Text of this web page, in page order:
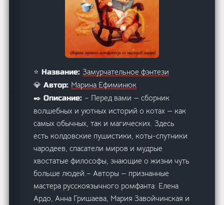
⭐ Название:Замурчательное фэнтези
💎 Автор: Марина Ефиминюк
✒️ Описание: – Перед вами — сборник
волшебных и уютных историй о котах — как
самых обычных, так и магических. Здесь
есть колдовские пушистики, коты-спутники
чародеев, спасатели миров и мудрые
хвостатые философы, знающие о жизни чуть
больше людей.– Авторы — признанные
мастера русскоязычного ромфанта: Елена
Ардо, Анна Гришаева, Мария Завойчинская и